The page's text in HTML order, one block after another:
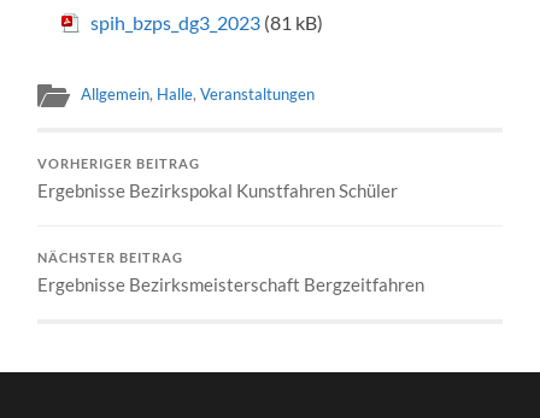
spih_bzps_dg3_2023 (81 kB)
Allgemein, Halle,Veranstaltungen
VORHERIGER BEITRAG
Ergebnisse Bezirkspokal Kunstfahren Schüler
NÄCHSTER BEITRAG
Ergebnisse Bezirksmeisterschaft Bergzeitfahren